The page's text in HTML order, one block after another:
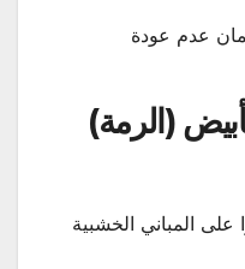
عدم عودة
(الرمة)
المباني الخشبية